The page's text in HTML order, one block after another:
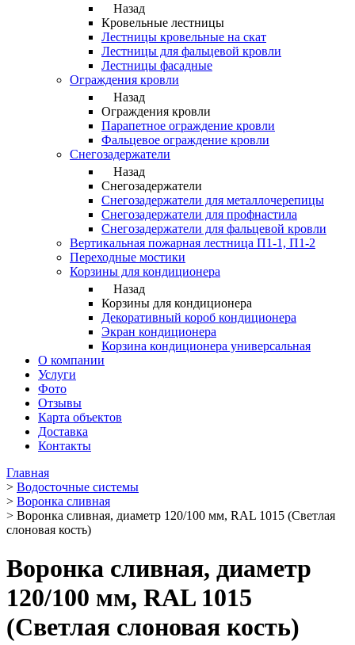
Назад
Кровельные лестницы
Лестницы кровельные на скат
Лестницы для фальцевой кровли
Лестницы фасадные
Ограждения кровли
Назад
Ограждения кровли
Парапетное ограждение кровли
Фальцевое ограждение кровли
Снегозадержатели
Назад
Снегозадержатели
Снегозадержатели для металлочерепицы
Снегозадержатели для профнастила
Снегозадержатели для фальцевой кровли
Вертикальная пожарная лестница П1-1, П1-2
Переходные мостики
Корзины для кондиционера
Назад
Корзины для кондиционера
Декоративный короб кондиционера
Экран кондиционера
Корзина кондиционера универсальная
О компании
Услуги
Фото
Отзывы
Карта объектов
Доставка
Контакты
Главная
> Водосточные системы
> Воронка сливная
> Воронка сливная, диаметр 120/100 мм, RAL 1015 (Светлая
слоновая кость)
Воронка сливная, диаметр
120/100 мм, RAL 1015
(Светлая слоновая кость)